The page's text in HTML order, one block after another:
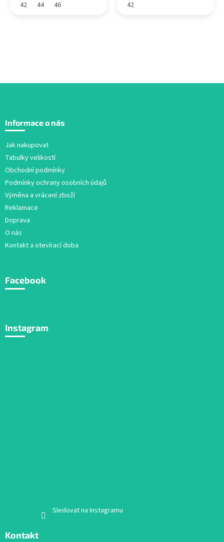
42 44 46 42
p
Informace o nás
Jak nakupovat
Tabulky velikostí
Obchodní podmínky
Podmínky ochrany osobních údajů
Výměna a vrácení zboží
Reklamace
Doprava
O nás
Kontakt a otevírací doba
Facebook
Instagram
Sledovat na Instagramu
Kontakt